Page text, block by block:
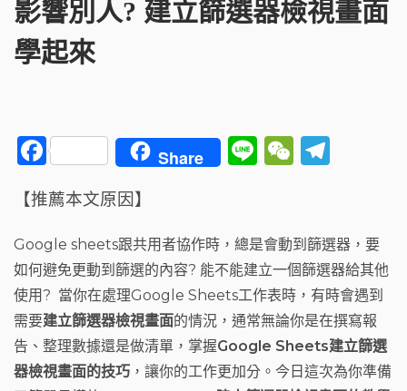
影響別人? 建立篩選器檢視畫面
學起來
F
c
e
b
o
o
k
Share
Li W
h
a
t
g
ra
m
【推薦本文原因】
Google sheets跟共用者協作時，總是會動到篩選器，要
如何避免更動到篩選的內容? 能不能建立一個篩選器給其他
使用? 當你在處理Google Sheets工作表時，有時會遇到
需要建立篩選器檢視畫面的情況，通常無論你是在撰寫報
告、整理數據還是做清單，掌握Google Sheets建立篩選
器檢視畫面的技巧 ，讓你的工作更加分。今日這次為你準備